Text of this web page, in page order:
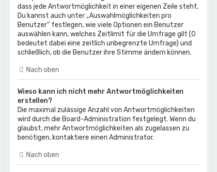
dass jede Antwortmöglichkeit in einer eigenen Zeile steht.
Du kannst auch unter „Auswahlmöglichkeiten pro
Benutzer“ festlegen, wie viele Optionen ein Benutzer
auswählen kann, welches Zeitlimit für die Umfrage gilt (0
bedeutet dabei eine zeitlich unbegrenzte Umfrage) und
schließlich, ob die Benutzer ihre Stimme ändern können.
Nach oben
Wieso kann ich nicht mehr Antwortmöglichkeiten
erstellen?
Die maximal zulässige Anzahl von Antwortmöglichkeiten
wird durch die Board-Administration festgelegt. Wenn du
glaubst, mehr Antwortmöglichkeiten als zugelassen zu
benötigen, kontaktiere einen Administrator.
Nach oben